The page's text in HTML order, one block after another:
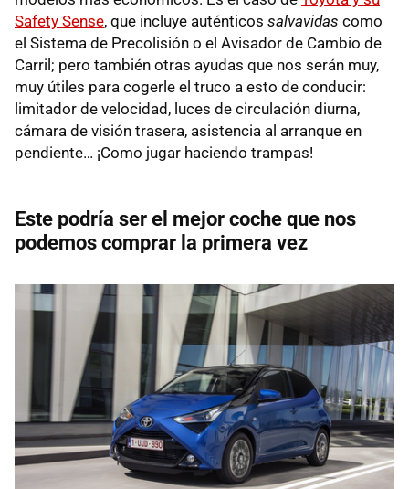
Safety Sense, que incluye auténticos salvavidas como
el Sistema de Precolisión o el Avisador de Cambio de
Carril; pero también otras ayudas que nos serán muy,
muy útiles para cogerle el truco a esto de conducir:
limitador de velocidad, luces de circulación diurna,
cámara de visión trasera, asistencia al arranque en
pendiente… ¡Como jugar haciendo trampas!
Este podría ser el mejor coche que nos
podemos comprar la primera vez